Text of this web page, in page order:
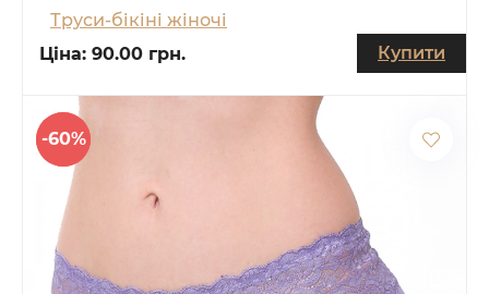
Труси-бікіні жіночі
Ціна: 90.00 грн. Купити
-60%